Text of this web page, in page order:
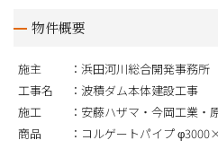
物件概要
施主
浜田河川総合開発事務所
工事名
波積ダム本体建設工事
施工
安藤ハザマ・今岡工業・
商品
コルゲートパイプ